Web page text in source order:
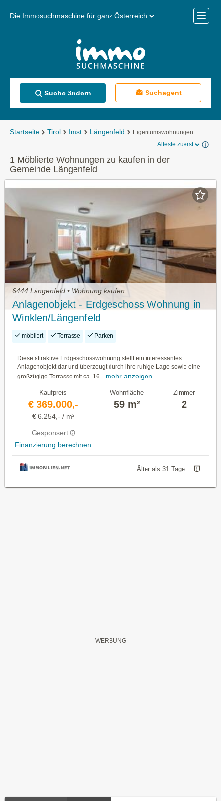
Die Immosuchmaschine für ganz Österreich
Menü
Suche ändern Suchagent
Startseite Tirol Imst Längenfeld
Eigentumswohnungen
Älteste zuerst
1 Möblierte Wohnungen zu kaufen in der
Gemeinde Längenfeld
6444 Längenfeld • Wohnung kaufen
Anlagenobjekt - Erdgeschoss Wohnung in
Winklen/Längenfeld
möbliert Terrasse Parken
Diese attraktive Erdgeschosswohnung stellt ein interessantes
Anlagenobjekt dar und überzeugt durch ihre ruhige Lage sowie eine
großzügige Terrasse mit ca. 16...
mehr anzeigen
Kaufpreis
€ 369.000,-
€ 6.254,- / m²
Gesponsert
Finanzierung berechnen
Wohnfläche
59 m²
Zimmer
2
Älter als 31 Tage